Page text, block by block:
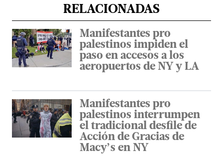
RELACIONADAS
Manifestantes pro
palestinos impiden el
paso en accesos a los
aeropuertos de NY y LA
Manifestantes pro
palestinos interrumpen
el tradicional desfile de
Acción de Gracias de
Macy’s en NY